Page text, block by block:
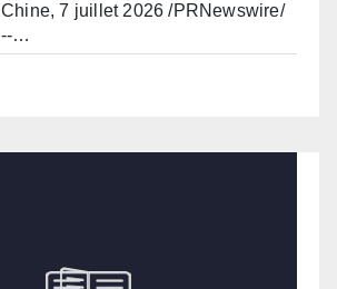
Chine, 7 juillet 2026 /PRNewswire/
--…